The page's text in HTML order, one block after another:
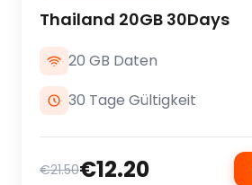
Thailand 20GB 30Days
20 GB Daten
30 Tage Gültigkeit
€21.50€12.20